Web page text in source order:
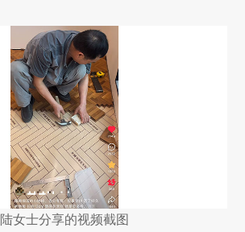
陆女士分享的视频截图